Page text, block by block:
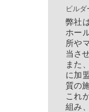
ビルダ
弊社
ホー
所や
当さ
また
に加
質の
これ
組み